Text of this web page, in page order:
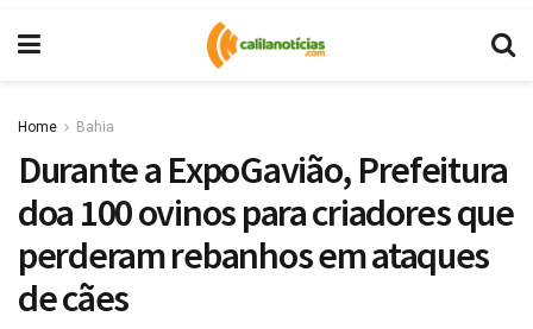
Home Bahia
Durante a ExpoGavião, Prefeitura
doa 100 ovinos para criadores que
perderam rebanhos em ataques
de cães